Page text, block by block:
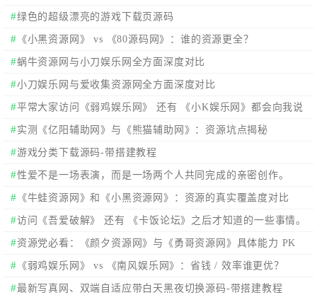
绿色的超级漂亮的游戏下载页源码
《小黑资源网》 vs 《80源码网》：谁的资源更全？
蜗牛资源网与小刀娱乐网全方面深度对比
小刀娱乐网与爱收集资源网全方面深度对比
平常大家访问《弱鸡娱乐网》 还有 《小K娱乐网》都会向我说
有大大的区别，我来看看在哪？
实测《亿阳辅助网》与《熊猫辅助网》：资源坑点揭秘
游戏分类下载源码-带搭建教程
性爱不是一场表演，而是一场两个人共同完成的亲密创作。
《牛蛙资源网》和《小黑资源网》：资源的真实覆盖度对比
访问《吾爱破解》 还有 《卡饭论坛》之后才知道的一些事情。
资源党必看：《颜夕资源网》与《勇哥资源网》具体能力 PK
《弱鸡娱乐网》 vs 《南风娱乐网》：省钱 / 效率谁更优？
最新写真网、双端自适应带白天黑夜切换源码-带搭建教程